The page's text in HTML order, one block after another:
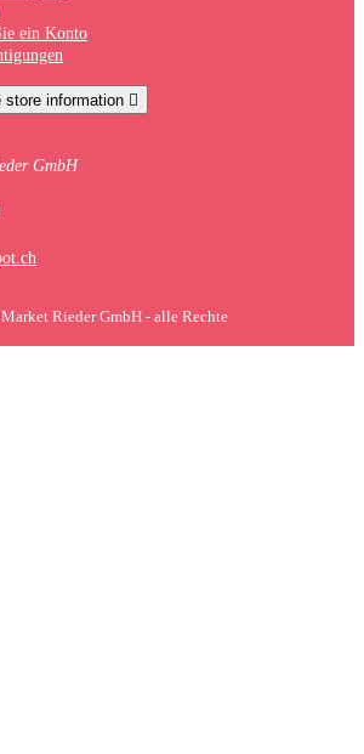
ein Konto
store information 
GmbH
Rieder GmbH - alle Rechte